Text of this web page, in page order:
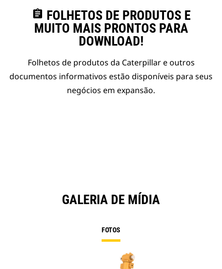
assignment FOLHETOS DE PRODUTOS E
MUITO MAIS PRONTOS PARA
DOWNLOAD!
Folhetos de produtos da Caterpillar e outros
documentos informativos estão disponíveis para seus
negócios em expansão.
GALERIA DE MÍDIA
FOTOS